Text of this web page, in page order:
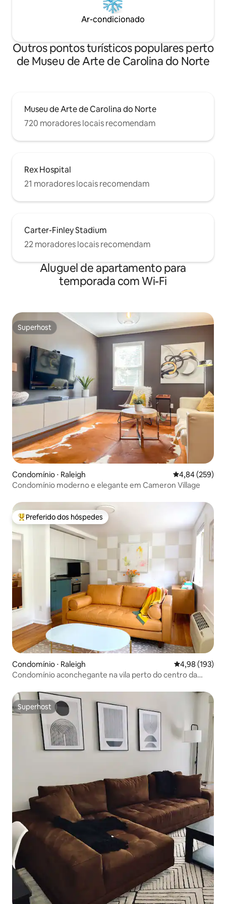
Ar-condicionado
Outros pontos turísticos populares perto
de Museu de Arte de Carolina do Norte
Museu de Arte de Carolina do Norte
720 moradores locais recomendam
Rex Hospital
21 moradores locais recomendam
Carter-Finley Stadium
22 moradores locais recomendam
Aluguel de apartamento para
temporada com Wi-Fi
Superhost
Superhost
Condomínio ⋅ Raleigh 4,84 de uma
4,84 (259)
Condomínio moderno e elegante em Cameron Village
Entre os melhores preferidos dos hóspedes
Preferido dos hóspedes
Condomínio ⋅ Raleigh 4,98 de uma
4,98 (193)
Condomínio aconchegante na vila perto do centro da
Superhost
Superhost